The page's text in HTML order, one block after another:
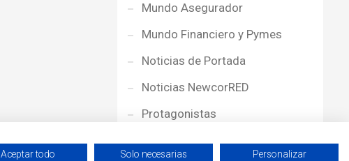
Mundo Asegurador
Mundo Financiero y Pymes
Noticias de Portada
Noticias NewcorRED
Protagonistas
Reportajes
Aceptar todo Solo necesarias Personalizar